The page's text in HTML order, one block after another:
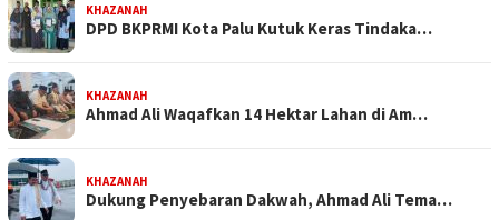
KHAZANAH
DPD BKPRMI Kota Palu Kutuk Keras Tindaka…
KHAZANAH
Ahmad Ali Waqafkan 14 Hektar Lahan di Am…
KHAZANAH
Dukung Penyebaran Dakwah, Ahmad Ali Tema…